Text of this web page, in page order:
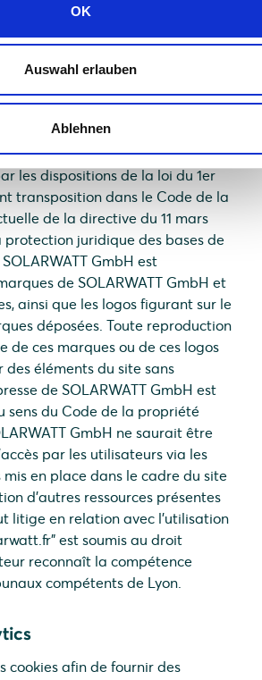
OK
Auswahl erlauben
Ablehnen
GmbH. Toute
que ce soit, sans l’autorisation
GmbH est interdite et
sanctionnée par les
est de même des bases de
le cas échéant sur le site web qui
les dispositions de la loi du 1er
transposition dans le Code de la
de la directive du 11 mars
protection juridique des bases de
GmbH est
de SOLARWATT GmbH et
ainsi que les logos figurant sur le
déposées. Toute reproduction
de ces marques ou de ces logos
éléments du site sans
de SOLARWATT GmbH est
sens du Code de la propriété
GmbH ne saurait être
par les utilisateurs via les
en place dans le cadre du site
d’autres ressources présentes
litige en relation avec l’utilisation
est soumis au droit
reconnaît la compétence
compétents de Lyon.
cookies afin de fournir des